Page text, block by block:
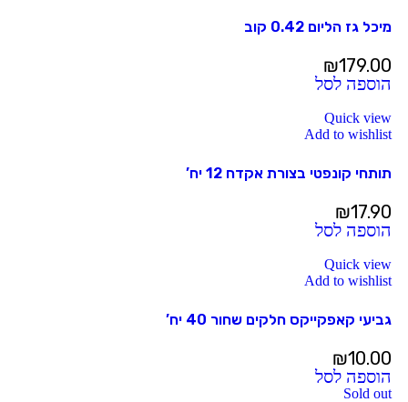
מיכל גז הליום 0.42 קוב
₪179.00
הוספה לסל
Quick view
Add to wishlist
תותחי קונפטי בצורת אקדח 12 יח’
₪17.90
הוספה לסל
Quick view
Add to wishlist
גביעי קאפקייקס חלקים שחור 40 יח’
₪10.00
הוספה לסל
Sold out